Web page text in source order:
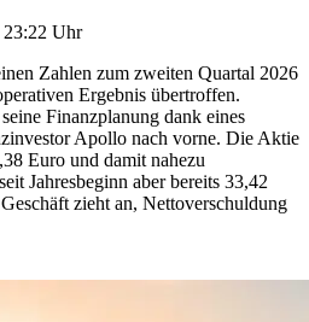
23:22 Uhr
Zahlen zum zweiten Quartal 2026
Ergebnis übertroffen.
Finanzplanung dank eines
Apollo nach vorne. Die Aktie
Euro und damit nahezu
Jahresbeginn aber bereits 33,42
zieht an, Nettoverschuldung